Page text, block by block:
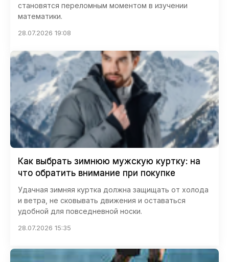
становятся переломным моментом в изучении
математики.
28.07.2026 19:08
Как выбрать зимнюю мужскую куртку: на
что обратить внимание при покупке
Удачная зимняя куртка должна защищать от холода
и ветра, не сковывать движения и оставаться
удобной для повседневной носки.
28.07.2026 15:35